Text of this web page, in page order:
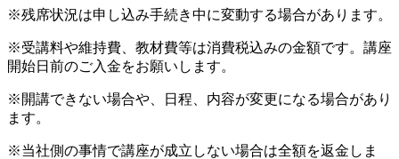
※残席状況は申し込み手続き中に変動する場合があります。
※受講料や維持費、教材費等は消費税込みの金額です。講座
開始日前のご入金をお願いします。
※開講できない場合や、日程、内容が変更になる場合があり
ます。
※当社側の事情で講座が成立しない場合は全額を返金しま